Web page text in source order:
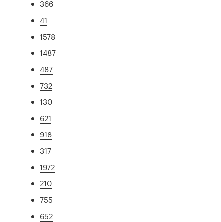
366
41
1578
1487
487
732
130
621
918
317
1972
210
755
652